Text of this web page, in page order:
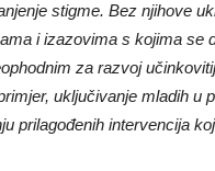
stigme. Bez njihove
i izazovima s kojima se
za razvoj
uključivanje mladih u
prilagođenih intervencija